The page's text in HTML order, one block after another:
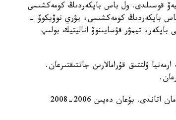
قوسىلدى. ول باس باپكەردىڭ كومەكشىسى
باپكەردىڭ كومەكشىسى، يۋري نوۆيكوۆ -
تيمۋر قۇسايىنوۆ اناليتيك بولىپ
ۇلتتىق قۇرامالارىن جاتتىقتىرعان.
ول قازاقستان ۇلتتىق قۇراماسىن باسقارعان ەكىنشى نيدەرلاندتىق مامان اتاندى. بۇعان دەيىن 2006-2008